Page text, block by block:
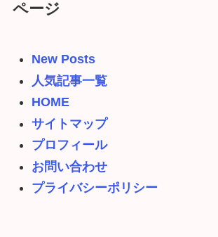
ページ
New Posts
人気記事一覧
HOME
サイトマップ
プロフィール
お問い合わせ
プライバシーポリシー